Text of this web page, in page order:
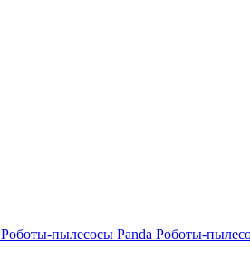
Роботы-пылесосы Panda Роботы-